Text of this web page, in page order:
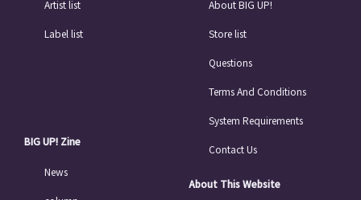
Artist list
Label list
BIG UP! Zine
News
About BIG UP!
Store list
Questions
Terms And Conditions
System Requirements
Contact Us
About This Website